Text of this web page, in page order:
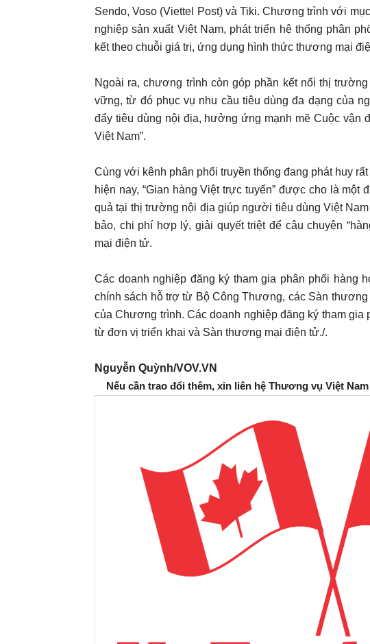
Sendo, Voso (Viettel Post) và Tiki. Chương trình với
nghiệp sản xuất Việt Nam, phát triển hệ thống phân
kết theo chuỗi giá trị, ứng dụng hình thức thương mại
Ngoài ra, chương trình còn góp phần kết nối thị
vững, từ đó phục vụ nhu cầu tiêu dùng đa dạng của
đẩy tiêu dùng nội địa, hưởng ứng mạnh mẽ Cuộc vận
Việt Nam”.
Cùng với kênh phân phối truyền thống đang phát huy
hiện nay, “Gian hàng Việt trực tuyến” được cho là một
quả tại thị trường nội địa giúp người tiêu dùng Việt
bảo, chi phí hợp lý, giải quyết triệt để câu chuyện
mại điện tử.
Các doanh nghiệp đăng ký tham gia phân phối hàng
chính sách hỗ trợ từ Bộ Công Thương, các Sàn
của Chương trình. Các doanh nghiệp đăng ký tham
từ đơn vị triển khai và Sàn thương mại điện tử./.
Nguyễn Quỳnh/VOV.VN
Nếu cần trao đổi thêm, xin liên hệ Thương vụ Việt